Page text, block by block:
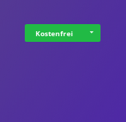
Kostenfrei